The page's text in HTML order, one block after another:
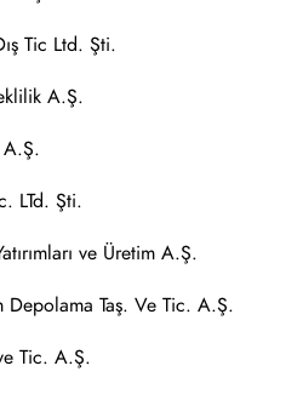
Tic Ltd. Şti.
A.Ş.
LTd. Şti.
ve Üretim A.Ş.
Depolama Taş. Ve Tic. A.Ş.
Tic. A.Ş.